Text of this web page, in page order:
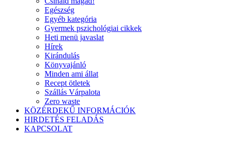
Egészség
Egyéb kategória
Gyermek pszichológiai cikkek
Heti menü javaslat
Hírek
Kirándulás
Könyvajánló
Minden ami állat
Recept ötletek
Szállás Várpalota
Zero waste
KÖZÉRDEKŰ INFORMÁCIÓK
HIRDETÉS FELADÁS
KAPCSOLAT